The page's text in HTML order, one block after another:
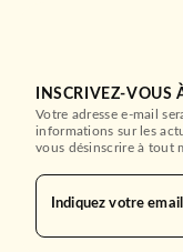
INSCRIVEZ-VOUS
Votre adresse e-mail
informations sur les
vous désinscrire à tout
Indiquez votre email